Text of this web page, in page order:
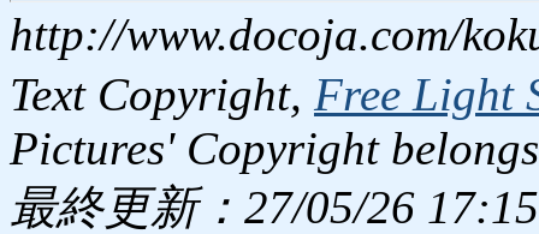
http://www.docoja.com/
Text Copyright, Free Light
Pictures' Copyright
最終更新：27/05/26 17:15